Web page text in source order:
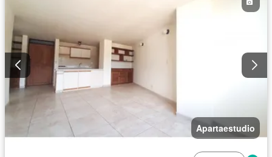
Apartaestudio